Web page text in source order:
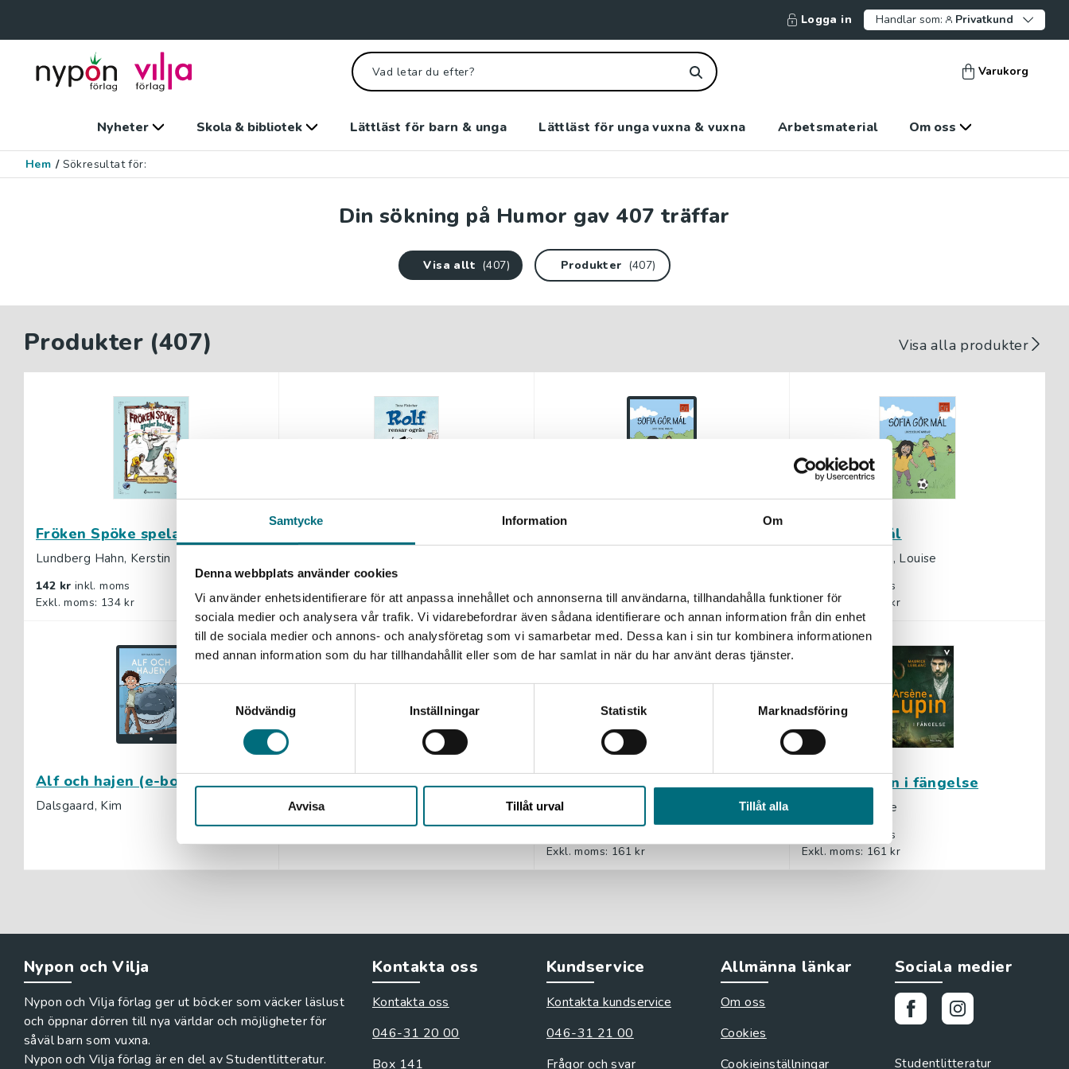
Samtycke Information Om
Denna webbplats använder cookies
Vi använder enhetsidentifierare för att anpassa innehållet och annonserna till användarna, tillhandahålla funktioner för
sociala medier och analysera vår trafik. Vi vidarebefordrar även sådana identifierare och annan information från din enhet
till de sociala medier och annons- och analysföretag som vi samarbetar med. Dessa kan i sin tur kombinera informationen
med annan information som du har tillhandahållit eller som de har samlat in när du har använt deras tjänster.
Samtyckesval
Nödvändig
Inställningar Statistik Marknadsföring
Avvisa Tillåt urval Tillåt alla
Logga in Handlar som: Privatkund
Varukorg
Nyheter Skola & bibliotek Lättläst för barn & unga Lättläst för unga vuxna & vuxna Arbetsmaterial Om oss
Hem / Sökresultat för:
Din sökning på Humor gav 407 träffar
Visa allt (407) Produkter (407)
Produkter (407) Visa alla produkter
Fröken Spöke spelar hockey
Lundberg Hahn, Kerstin
142 kr inkl. moms
Exkl. moms: 134 kr
Rolf rensar ogräs
Exkl. moms: 114 kr
Sofia gör mål
Edlund Winblad, Louise
inkl. moms
Exkl. moms: 105 kr
Alf och hajen (e-bok)
Dalsgaard, Kim
Anton på farlig mark (e-bok)
Straarup Söndergaard, Per
Arsène Lupin blir gripen
Leblanc, Maurice
Exkl. moms: 161 kr
Arsène Lupin i fängelse
Leblanc, Maurice
inkl. moms
Exkl. moms: 161 kr
Nypon och Vilja
Nypon och Vilja förlag ger ut böcker som väcker läslust
och öppnar dörren till nya världar och möjligheter för
såväl barn som vuxna.
Nypon och Vilja förlag är en del av Studentlitteratur.
Kontakta oss
Kontakta oss
046-31 20 00
Box 141
Kundservice
Kontakta kundservice
046-31 21 00
Frågor och svar
Allmänna länkar
Om oss
Cookies
Cookieinställningar
Sociala medier
Studentlitteratur